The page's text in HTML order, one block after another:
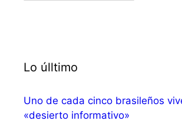
Lo úlltimo
Uno de cada cinco brasileños
«desierto informativo»